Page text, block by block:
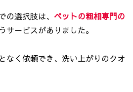
の選択肢は、 ペットの粗相専門の
サービスがありました。
なく依頼でき、洗い上がりのクオ